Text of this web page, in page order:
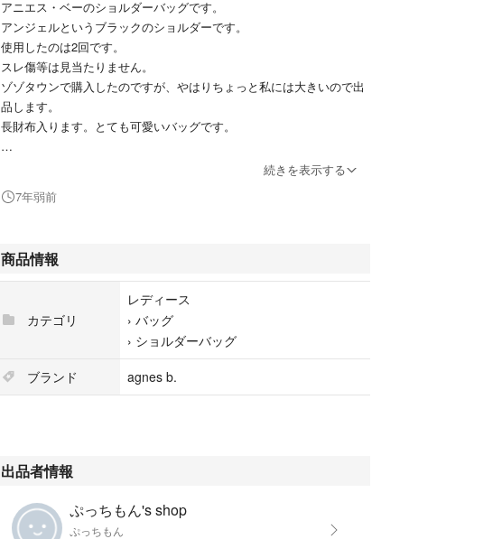
アニエス・ベーのショルダーバッグです。
アンジェルというブラックのショルダーです。
使用したのは2回です。
スレ傷等は見当たりません。
ゾゾタウンで購入したのですが、やはりちょっと私には大きいので出
品します。
長財布入ります。とても可愛いバッグです。
ショルダーの長さが長かったので、買ってから穴あけ工具で二箇所空
承頂ける方宜しくお願いします。
縦約17cm、
横約25cm、
ショルダー約〜143cm
〔誤差ご了承ください〕
見た目に関しては個人の主観となります。
何かご質問等ありましたらコメントよろしくお願いします。
続きを表示する
7年弱前
商品情報
カテゴリ
レディース
› バッグ
› ショルダーバッグ
ブランド
agnes b.
出品者情報
ぷっちもん's shop
ぷっちもん